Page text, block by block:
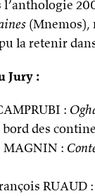
l’anthologie
(Mnemos),
la retenir
Jury :
:
des
MAGNIN :
RUAUD :